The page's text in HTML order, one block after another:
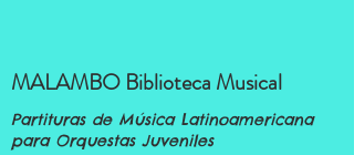
MALAMBO Biblioteca Musical
Partituras de Música Latinoamericana
para Orquestas Juveniles